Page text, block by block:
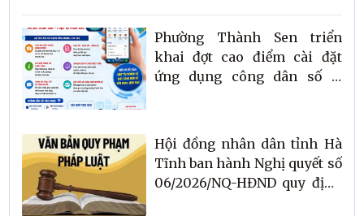
Phường Thành Sen triển
khai đợt cao điểm cài đặt
ứng dụng công dân số i-
Hội đồng nhân dân tỉnh Hà
Tĩnh ban hành Nghị quyết số
06/2026/NQ-HĐND quy định